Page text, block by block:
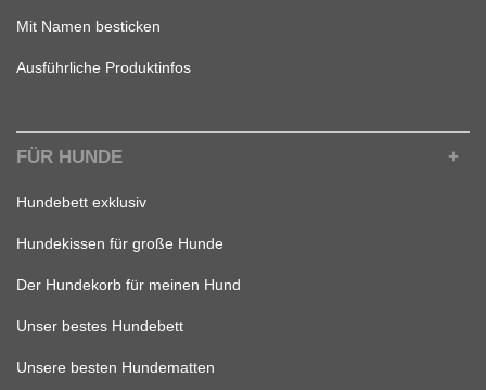
Mit Namen besticken
Ausführliche Produktinfos
FÜR HUNDE
Hundebett exklusiv
Hundekissen für große Hunde
Der Hundekorb für meinen Hund
Unser bestes Hundebett
Unsere besten Hundematten